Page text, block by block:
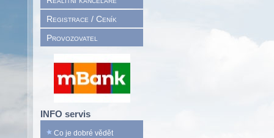
Registrace / Ceník
Provozovatel
INFO servis
Co je dobré vědět